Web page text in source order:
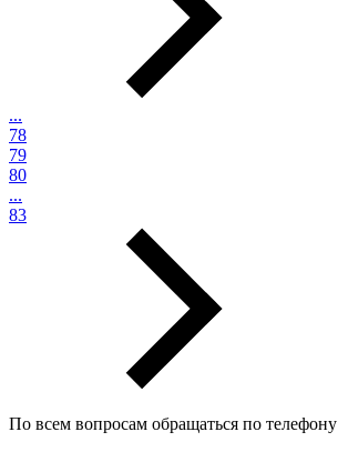
...
78
79
80
...
83
По всем вопросам обращаться по телефону